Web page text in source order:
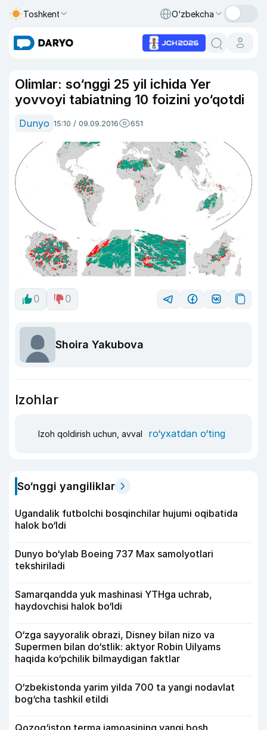
Toshkent O‘zbekcha
Olimlar: so‘nggi 25 yil ichida Yer
yovvoyi tabiatning 10 foizini yo‘qotdi
Dunyo 15:10 / 09.09.2016 651
0 0
Shoira Yakubova
Izohlar
Izoh qoldirish uchun, avval ro‘yxatdan o‘ting
So‘nggi yangiliklar
Ugandalik futbolchi bosqinchilar hujumi oqibatida
halok bo‘ldi
Dunyo bo‘ylab Boeing 737 Max samolyotlari
tekshiriladi
Samarqandda yuk mashinasi YTHga uchrab,
haydovchisi halok bo‘ldi
O‘zga sayyoralik obrazi, Disney bilan nizo va
Supermen bilan do‘stlik: aktyor Robin Uilyams
haqida ko‘pchilik bilmaydigan faktlar
O‘zbekistonda yarim yilda 700 ta yangi nodavlat
bog‘cha tashkil etildi
Qozog‘iston terma jamoasining yangi bosh